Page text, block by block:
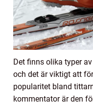
Det finns olika typer
och det är viktigt att
popularitet bland
kommentator är den